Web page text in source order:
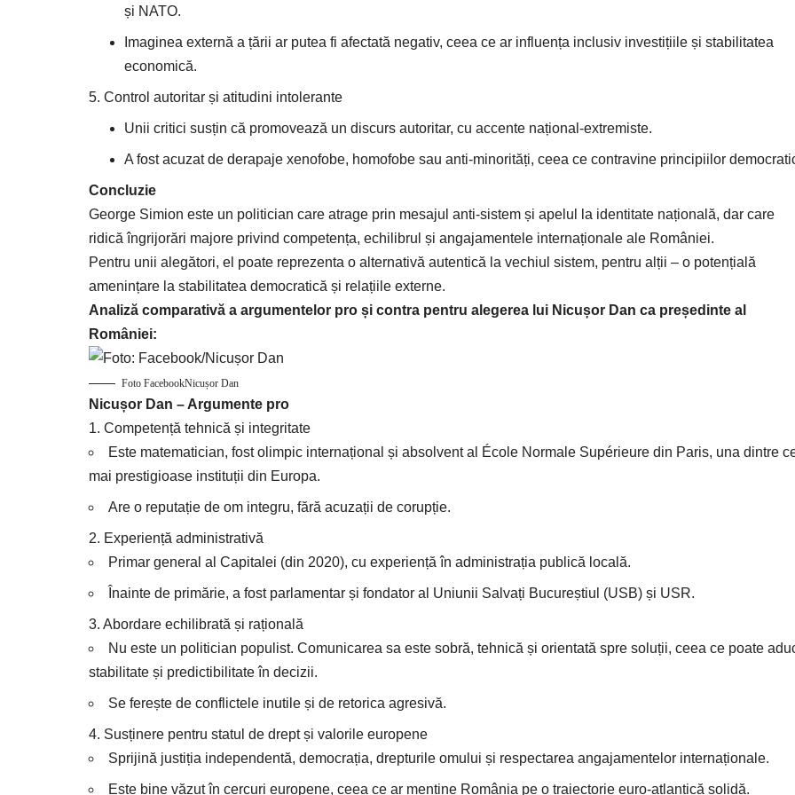
și NATO.
Imaginea externă a țării ar putea fi afectată negativ, ceea ce ar influența inclusiv investițiile și stabilitatea
economică.
Control autoritar și atitudini intolerante
Unii critici susțin că promovează un discurs autoritar, cu accente național-extremiste.
A fost acuzat de derapaje xenofobe, homofobe sau anti-minorități, ceea ce contravine principiilor
Concluzie
George Simion este un politician care atrage prin mesajul anti-sistem și apelul la identitate națională, dar care
ridică îngrijorări majore privind competența, echilibrul și angajamentele internaționale ale României.
Pentru unii alegători, el poate reprezenta o alternativă autentică la vechiul sistem, pentru alții – o potențială
amenințare la stabilitatea democratică și relațiile externe.
Analiză comparativă a argumentelor pro și contra pentru alegerea lui Nicușor Dan ca președinte al
României:
Foto FacebookNicușor Dan
Nicușor Dan – Argumente pro
1. Competență tehnică și integritate
Este matematician, fost olimpic internațional și absolvent al École Normale Supérieure din Paris, una dintre
mai prestigioase instituții din Europa.
Are o reputație de om integru, fără acuzații de corupție.
2. Experiență administrativă
Primar general al Capitalei (din 2020), cu experiență în administrația publică locală.
Înainte de primărie, a fost parlamentar și fondator al Uniunii Salvați Bucureștiul (USB) și USR.
3. Abordare echilibrată și rațională
Nu este un politician populist. Comunicarea sa este sobră, tehnică și orientată spre soluții, ceea ce poate
stabilitate și predictibilitate în decizii.
Se ferește de conflictele inutile și de retorica agresivă.
4. Susținere pentru statul de drept și valorile europene
Sprijină justiția independentă, democrația, drepturile omului și respectarea angajamentelor internaționale.
Este bine văzut în cercuri europene, ceea ce ar menține România pe o traiectorie euro-atlantică solidă.